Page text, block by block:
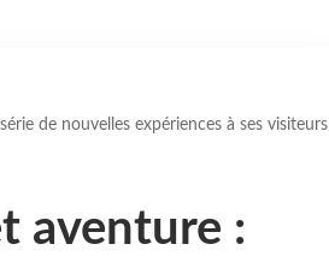
de nouvelles expériences à ses visiteurs
aventure :